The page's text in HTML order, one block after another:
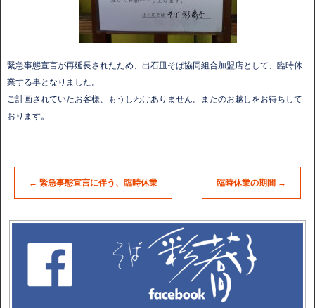
緊急事態宣言が再延長されたため、出石皿そば協同組合加盟店として、臨時休
業する事となりました。
ご計画されていたお客様、もうしわけありません。またのお越しをお待ちして
おります。
← 緊急事態宣言に伴う、臨時休業 臨時休業の期間 →